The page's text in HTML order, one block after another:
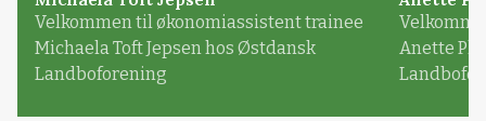
Velkommen til økonomiassistent trainee
Michaela Toft Jepsen hos Østdansk
Landboforening
Anette